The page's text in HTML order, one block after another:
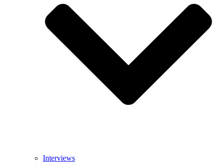
Interviews